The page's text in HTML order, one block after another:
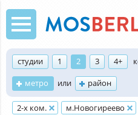
студии 1 2 3 4+
метро
или район
2-х ком. м.Новогиреево